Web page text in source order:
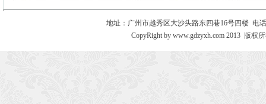
地址：广州市越秀区大沙头路东四巷16号四楼 电话
CopyRight by www.gdzyxh.com 2013 版